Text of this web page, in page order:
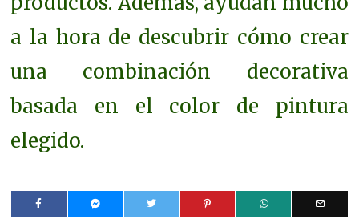
a la hora de descubrir cómo crear
una combinación decorativa
basada en el color de pintura
elegido.